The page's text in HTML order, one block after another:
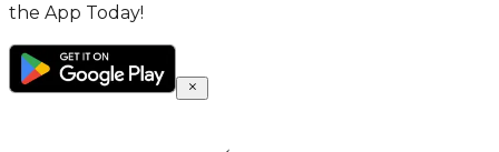
the App Today!